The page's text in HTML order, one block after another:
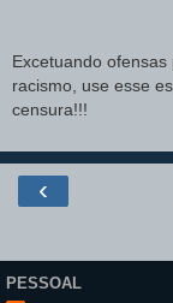
Excetuando
racismo, use esse
censura!!!
‹
PESSOAL